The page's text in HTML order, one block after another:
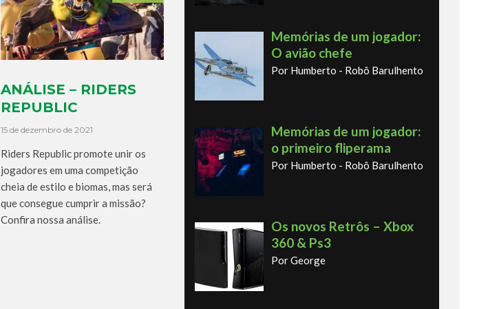
ANÁLISE – RIDERS
REPUBLIC
15 de dezembro de 2021
Riders Republic promote unir os
jogadores em uma competição
cheia de estilo e biomas, mas será
que consegue cumprir a missão?
Confira nossa análise.
Memórias de um jogador:
O avião chefe
Por Humberto - Robô Barulhento
Memórias de um jogador:
o primeiro fliperama
Por Humberto - Robô Barulhento
Os novos Retrôs – Xbox
360 & Ps3
Por George